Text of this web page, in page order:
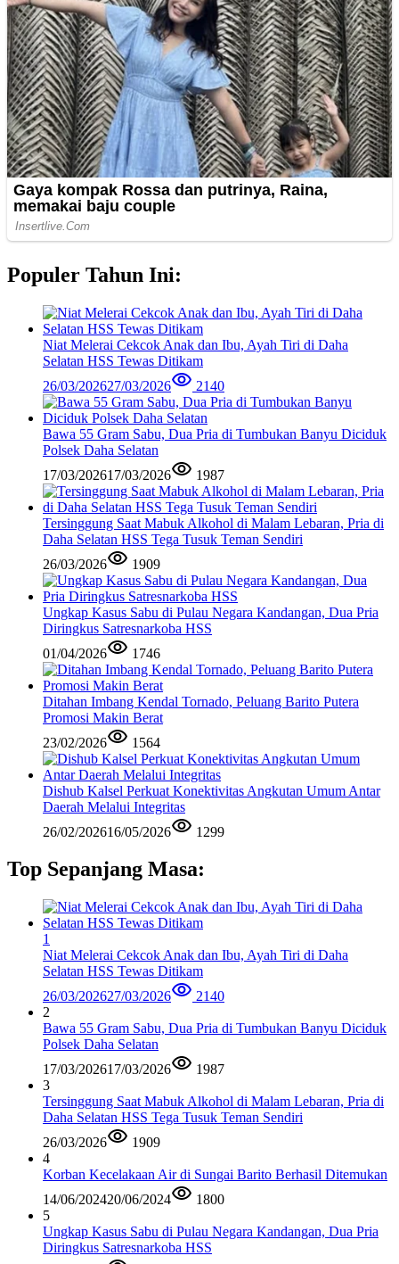
Populer Tahun Ini:
Niat Melerai Cekcok Anak dan Ibu, Ayah Tiri di Daha
Selatan HSS Tewas Ditikam
26/03/202627/03/2026 2140
Bawa 55 Gram Sabu, Dua Pria di Tumbukan Banyu Diciduk
Polsek Daha Selatan
17/03/202617/03/2026 1987
Tersinggung Saat Mabuk Alkohol di Malam Lebaran, Pria di
Daha Selatan HSS Tega Tusuk Teman Sendiri
26/03/2026
1909
Ungkap Kasus Sabu di Pulau Negara Kandangan, Dua Pria
Diringkus Satresnarkoba HSS
01/04/2026
1746
Ditahan Imbang Kendal Tornado, Peluang Barito Putera
Promosi Makin Berat
23/02/2026
1564
Dishub Kalsel Perkuat Konektivitas Angkutan Umum Antar
Daerah Melalui Integritas
26/02/202616/05/2026 1299
Top Sepanjang Masa:
1
Niat Melerai Cekcok Anak dan Ibu, Ayah Tiri di Daha
Selatan HSS Tewas Ditikam
26/03/202627/03/2026
2140
2
Bawa 55 Gram Sabu, Dua Pria di Tumbukan Banyu Diciduk
Polsek Daha Selatan
17/03/202617/03/2026
1987
3
Tersinggung Saat Mabuk Alkohol di Malam Lebaran, Pria di
Daha Selatan HSS Tega Tusuk Teman Sendiri
26/03/2026
1909
4
Korban Kecelakaan Air di Sungai Barito Berhasil Ditemukan
14/06/202420/06/2024
1800
5
Ungkap Kasus Sabu di Pulau Negara Kandangan, Dua Pria
Diringkus Satresnarkoba HSS